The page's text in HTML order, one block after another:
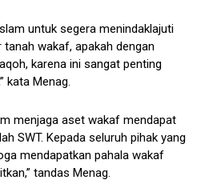
untuk segera menindaklajuti
wakaf, apakah dengan
karena ini sangat penting
kata Menag.
menjaga aset wakaf mendapat
SWT. Kepada seluruh pihak yang
mendapatkan pahala wakaf
tandas Menag.